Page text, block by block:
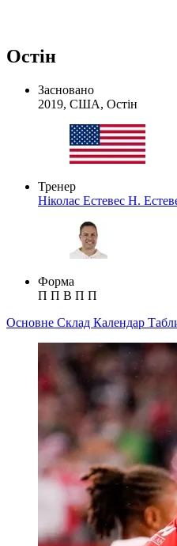
Остін
Засновано
2019, США, Остін
Тренер
Ніколас Естевес Н.
Форма
П П В П П
Основне Склад Календар